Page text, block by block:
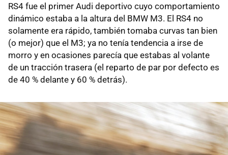
RS4 fue el primer Audi deportivo cuyo comportamiento
dinámico estaba a la altura del BMW M3. El RS4 no
solamente era rápido, también tomaba curvas tan bien
(o mejor) que el M3; ya no tenía tendencia a irse de
morro y en ocasiones parecía que estabas al volante
de un tracción trasera (el reparto de par por defecto es
de 40 % delante y 60 % detrás).